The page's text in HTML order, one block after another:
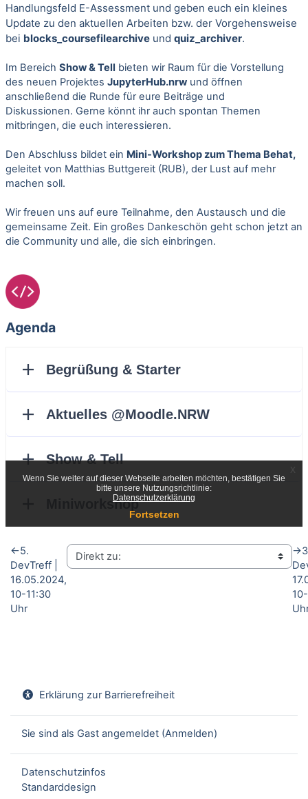
Handlungsfeld E-Assessment und geben euch ein kleines
Update zu den aktuellen Arbeiten bzw. der Vorgehensweise
bei blocks_coursefilearchive und quiz_archiver.
Im Bereich Show & Tell bieten wir Raum für die Vorstellung
des neuen Projektes JupyterHub.nrw und öffnen
anschließend die Runde für eure Beiträge und
Diskussionen. Gerne könnt ihr auch spontan Themen
mitbringen, die euch interessieren.
Den Abschluss bildet ein Mini-Workshop zum Thema Behat,
geleitet von Matthias Buttgereit (RUB), der Lust auf mehr
machen soll.
Wir freuen uns auf eure Teilnahme, den Austausch und die
gemeinsame Zeit. Ein großes Dankeschön geht schon jetzt an
die Community und alle, die sich einbringen.
Agenda
←5.
DevTreff |
16.05.2024,
10-11:30
Uhr
→
Erklärung zur Barrierefreiheit
Sie sind als Gast angemeldet (Anmelden)
Datenschutzinfos
Standarddesign